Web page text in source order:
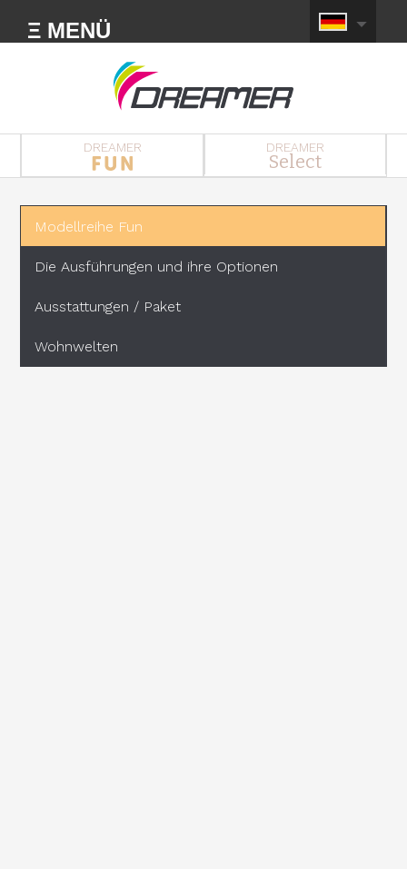
Ξ MENÜ
DREAMER DREAMER
Select
Modellreihe Fun
Die Ausführungen und ihre Optionen
Ausstattungen / Paket
Wohnwelten